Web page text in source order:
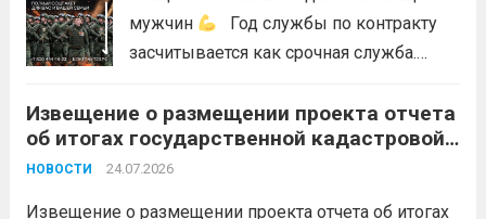
мужчин
Год службы по контракту
засчитывается как срочная служба.
невозможен без вашего согласия,
увольнение по окончании срока
гарантировано. Регион предоставляет
бойцам множество мер поддержки:
Извещение о размещении проекта отчета
об итогах государственной кадастровой
оценки земельных участков на
году
НОВОСТИ 24.07.2026
Извещение о размещении проекта отчета об итогах